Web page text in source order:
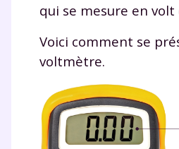
qui se mesure en volt
Voici comment se
voltmètre.